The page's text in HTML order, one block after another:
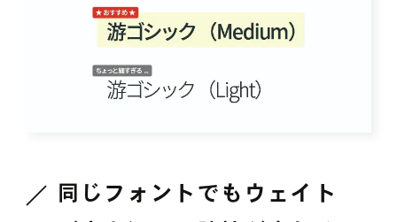
同じフォントでもウェイト